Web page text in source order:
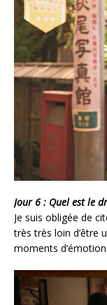
Jour 6 : Quel est le
Je suis obligée de
très très loin d’être
moments